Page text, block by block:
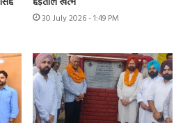
30 July 2026 - 1:49 PM